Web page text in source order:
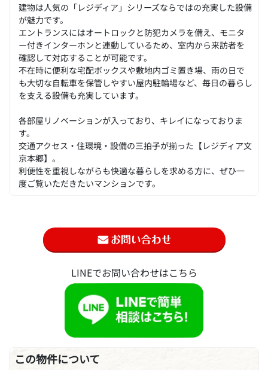
建物は人気の「レジディア」シリーズならではの充実した設備
が魅力です。
エントランスにはオートロックと防犯カメラを備え、モニタ
ー付きインターホンと連動しているため、室内から来訪者を
確認して対応することが可能です。
不在時に便利な宅配ボックスや敷地内ゴミ置き場、雨の日で
も大切な自転車を保管しやすい屋内駐輪場など、毎日の暮らし
を支える設備も充実しています。
各部屋リノベーションが入っており、キレイになっておりま
す。
交通アクセス・住環境・設備の三拍子が揃った【レジディア文
京本郷】。
利便性を重視しながらも快適な暮らしを求める方に、ぜひ一
度ご覧いただきたいマンションです。
LINEでお問い合わせはこちら
この物件について